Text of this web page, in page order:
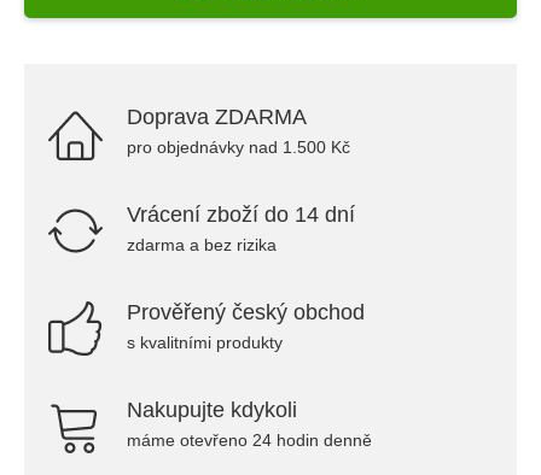
Doprava ZDARMA
pro objednávky nad 1.500 Kč
Vrácení zboží do 14 dní
zdarma a bez rizika
Prověřený český obchod
s kvalitními produkty
Nakupujte kdykoli
máme otevřeno 24 hodin denně